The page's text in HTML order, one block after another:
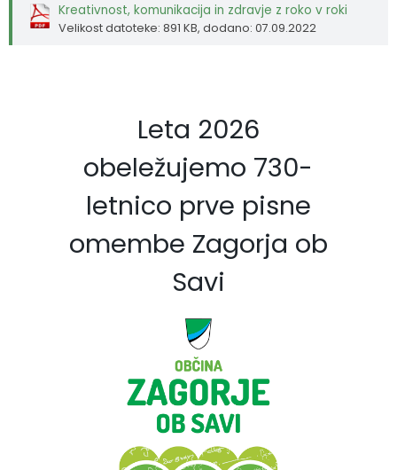
Kreativnost, komunikacija in zdravje z roko v roki
Velikost datoteke: 891 KB, dodano: 07.09.2022
Leta 2026
obeležujemo 730-
letnico prve pisne
omembe Zagorja ob
Savi